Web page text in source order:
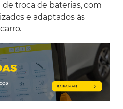
troca de baterias, com
e adaptados às